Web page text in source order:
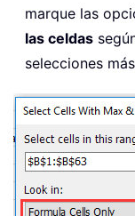
marque las
las celdas
selecciones